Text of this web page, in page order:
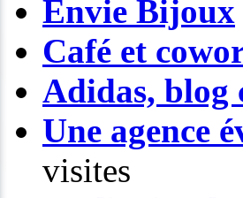
Envie Bijoux
Café et
Adidas, blog
Une agence
visites